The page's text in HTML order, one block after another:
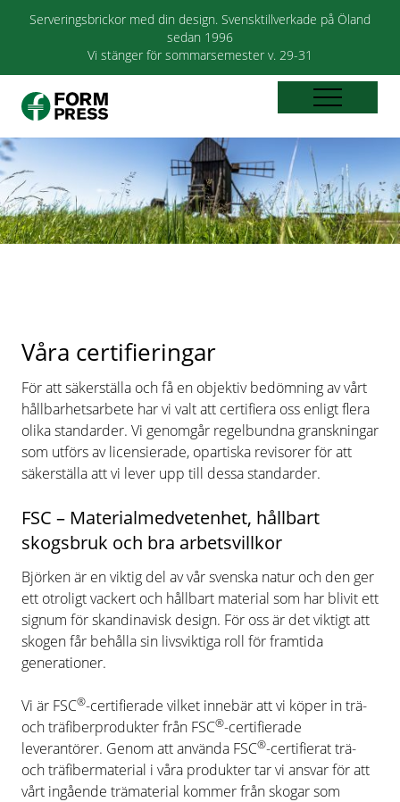
Serveringsbrickor med din design. Svensktillverkade på Öland
sedan 1996
Vi stänger för sommarsemester v. 29-31
Våra certifieringar
För att säkerställa och få en objektiv bedömning av vårt
hållbarhetsarbete har vi valt att certifiera oss enligt flera
olika standarder. Vi genomgår regelbundna granskningar
som utförs av licensierade, opartiska revisorer för att
säkerställa att vi lever upp till dessa standarder.
FSC – Materialmedvetenhet, hållbart
skogsbruk och bra arbetsvillkor
Björken är en viktig del av vår svenska natur och den ger
ett otroligt vackert och hållbart material som har blivit ett
signum för skandinavisk design. För oss är det viktigt att
skogen får behålla sin livsviktiga roll för framtida
generationer.
Vi är FSC®-certifierade vilket innebär att vi köper in trä-
och träfiberprodukter från FSC®-certifierade
leverantörer. Genom att använda FSC®-certifierat trä-
och träfibermaterial i våra produkter tar vi ansvar för att
vårt ingående trämaterial kommer från skogar som